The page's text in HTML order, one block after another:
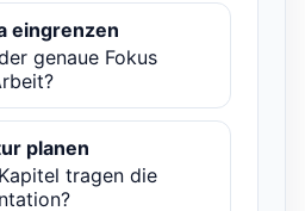
eingrenzen
genaue Fokus
planen
tragen die